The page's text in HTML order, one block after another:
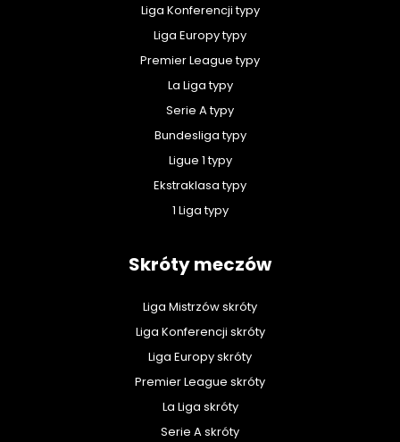
Liga Konferencji typy
Liga Europy typy
Premier League typy
La Liga typy
Serie A typy
Bundesliga typy
Ligue 1 typy
Ekstraklasa typy
1 Liga typy
Skróty meczów
Liga Mistrzów skróty
Liga Konferencji skróty
Liga Europy skróty
Premier League skróty
La Liga skróty
Serie A skróty